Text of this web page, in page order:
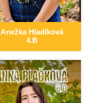
Anežka Hladíková
4.B